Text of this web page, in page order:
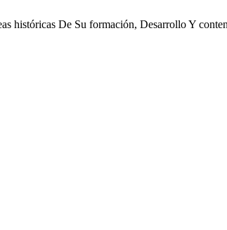
históricas De Su formación, Desarrollo Y